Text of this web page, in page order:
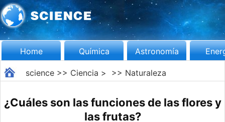
Home Química Astronomía
science>> Ciencia > >> Naturaleza
¿Cuáles son las funciones de las flores y
las frutas?